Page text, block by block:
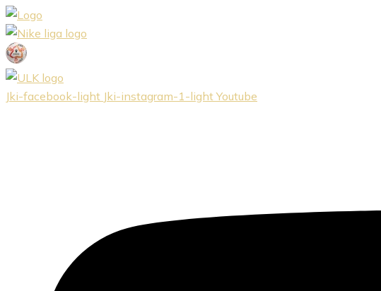
Preskočiť
na
obsah
Jki-facebook-light Jki-instagram-1-light Youtube